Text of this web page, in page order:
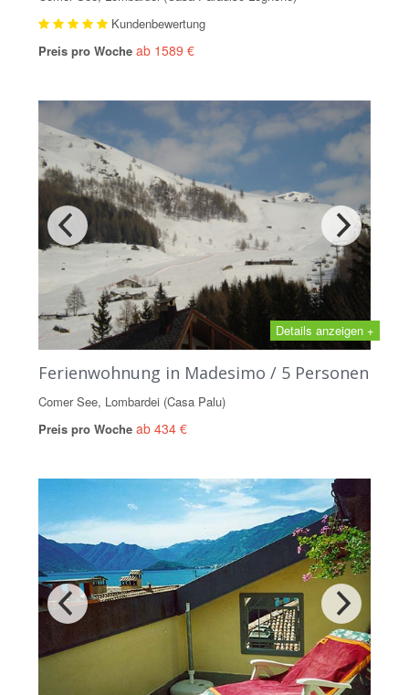
Kundenbewertung
Preis pro Woche ab 1589 €
Details anzeigen +
Ferienwohnung in Madesimo / 5 Personen
Comer See, Lombardei (Casa Palu)
Preis pro Woche ab 434 €